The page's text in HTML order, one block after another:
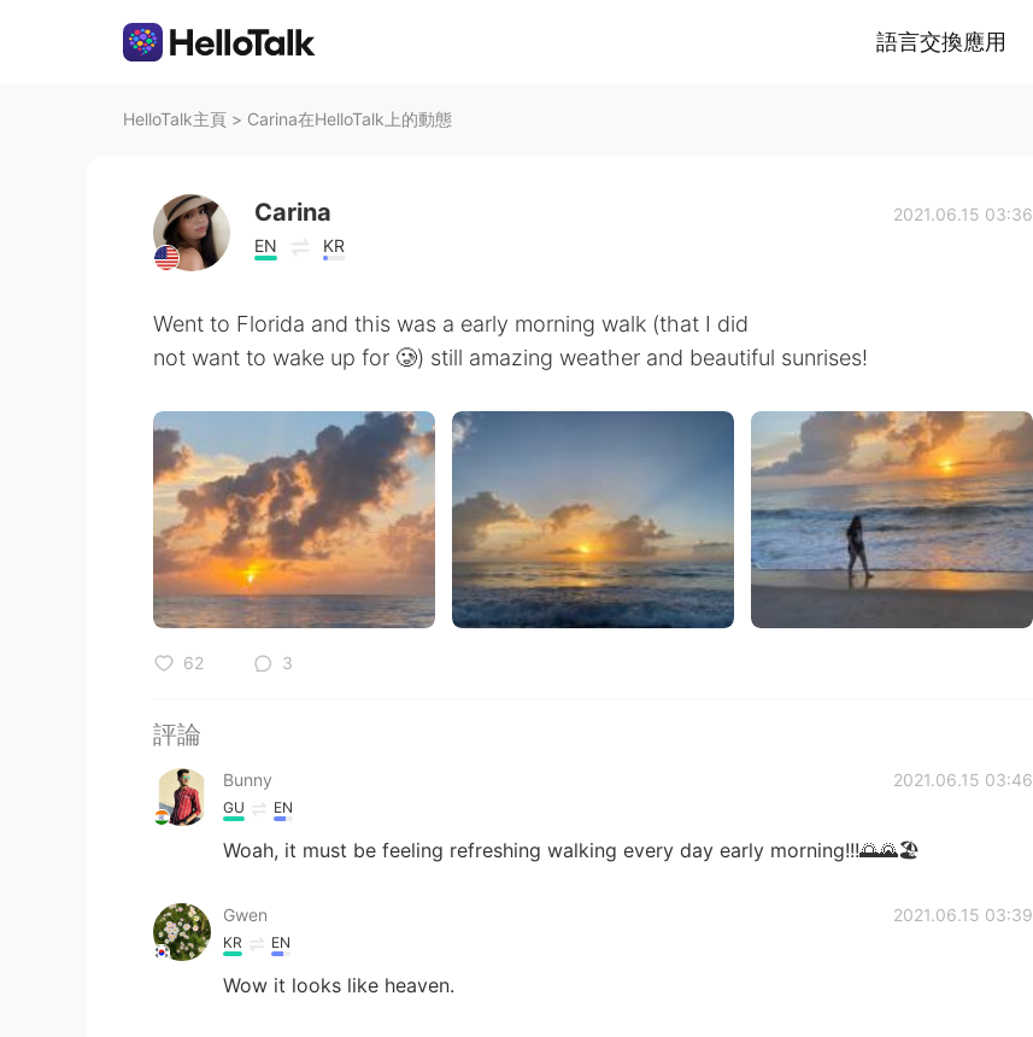
語言交換應用
HelloTalk主頁 > Carina在HelloTalk上的動態
Carina
EN KR
2021.06.15 03:36
Went to Florida and this was a early morning walk (that I did
not want to wake up for 🥲) still amazing weather and beautiful sunrises!
62 3
評論
Bunny 2021.06.15 03:46
GU EN
Woah, it must be feeling refreshing walking every day early morning!!!🌅🌄🏖️
Gwen 2021.06.15 03:39
KR EN
Wow it looks like heaven.